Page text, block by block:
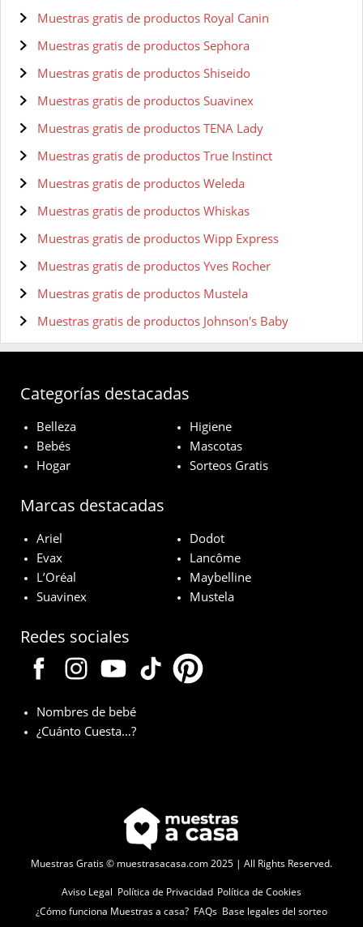
Muestras gratis de productos Royal Canin
Muestras gratis de productos Sephora
Muestras gratis de productos Shiseido
Muestras gratis de productos Suavinex
Muestras gratis de productos TENA Lady
Muestras gratis de productos True Instinct
Muestras gratis de productos Weleda
Muestras gratis de productos Whiskas
Muestras gratis de productos Wipp Express
Muestras gratis de productos Yves Rocher
Muestras gratis de productos Mustela
Muestras gratis de productos Johnson's Baby
Categorías destacadas
Belleza
Higiene
Bebés
Mascotas
Hogar
Sorteos Gratis
Marcas destacadas
Ariel
Dodot
Evax
Lancôme
L’Oréal
Maybelline
Suavinex
Mustela
Redes sociales
Nombres de bebé
¿Cuánto Cuesta…?
Muestras Gratis © muestrasacasa.com 2025 | All Rights Reserved.
Aviso Legal Política de Privacidad Política de Cookies
¿Cómo funciona Muestras a casa? FAQs Base legales del sorteo